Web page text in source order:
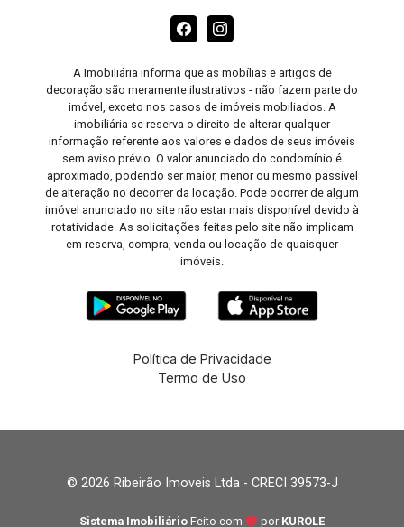
A Imobiliária informa que as mobílias e artigos de
decoração são meramente ilustrativos - não fazem parte do
imóvel, exceto nos casos de imóveis mobiliados. A
imobiliária se reserva o direito de alterar qualquer
informação referente aos valores e dados de seus imóveis
sem aviso prévio. O valor anunciado do condomínio é
aproximado, podendo ser maior, menor ou mesmo passível
de alteração no decorrer da locação. Pode ocorrer de algum
imóvel anunciado no site não estar mais disponível devido à
rotatividade. As solicitações feitas pelo site não implicam
em reserva, compra, venda ou locação de quaisquer
imóveis.
Política de Privacidade
Termo de Uso
© 2026 Ribeirão Imoveis Ltda - CRECI 39573-J
Sistema Imobiliário Feito com por KUROLE